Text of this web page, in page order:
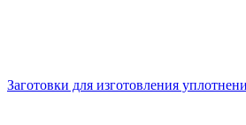
Заготовки для изготовления